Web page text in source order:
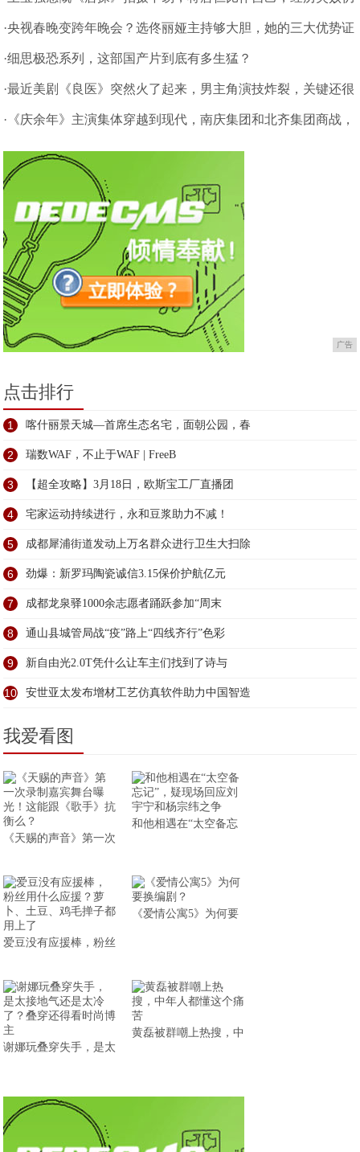
是强者
·央视春晚变跨年晚会？选佟丽娅主持够大胆，她的三大优势证
明实力
·细思极恐系列，这部国产片到底有多生猛？
·最近美剧《良医》突然火了起来，男主角演技炸裂，关键还很
帅！
·《庆余年》主演集体穿越到现代，南庆集团和北齐集团商战，
真香
广告
点击排行
1 喀什丽景天城—首席生态名宅，面朝公园，春
2 瑞数WAF，不止于WAF | FreeB
3 【超全攻略】3月18日，欧斯宝工厂直播团
4 宅家运动持续进行，永和豆浆助力不减！
5 成都犀浦街道发动上万名群众进行卫生大扫除
6 劲爆：新罗玛陶瓷诚信3.15保价护航亿元
7 成都龙泉驿1000余志愿者踊跃参加“周末
8 通山县城管局战“疫”路上“四线齐行”色彩
9 新自由光2.0T凭什么让车主们找到了诗与
10 安世亚太发布增材工艺仿真软件助力中国智造
我爱看图
《天赐的声音》第一次
和他相遇在“太空备忘
爱豆没有应援棒，粉丝
《爱情公寓5》为何要
谢娜玩叠穿失手，是太
黄磊被群嘲上热搜，中